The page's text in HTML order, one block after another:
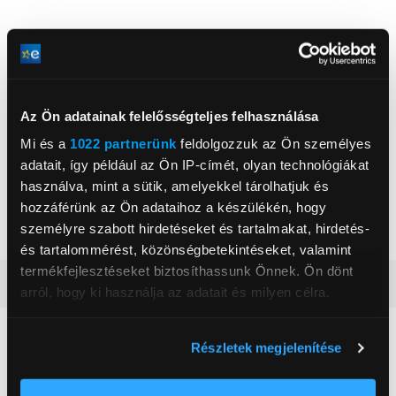
Az Ön adatainak felelősségteljes felhasználása
Mi és a 1022 partnerünk feldolgozzuk az Ön személyes
adatait, így például az Ön IP-címét, olyan technológiákat
használva, mint a sütik, amelyekkel tárolhatjuk és
hozzáférünk az Ön adataihoz a készülékén, hogy
személyre szabott hirdetéseket és tartalmakat, hirdetés-
és tartalommérést, közönségbetekintéseket, valamint
termékfejlesztéseket biztosíthassunk Önnek. Ön dönt
arról, hogy ki használja az adatait és milyen célra.
elhelyezkedéséről pár méteres pontossággal
Részletek megjelenítése
TP-Link Networks Hungary Kft.
www.tp-link.com/hu
1093, Budapest, Közraktár u. 30
WiFi sebessége
1200 Mbit/s
Működési frekvencia
2.4 GHz/5 GHz
Részletes ismertető
Neked ajánljuk